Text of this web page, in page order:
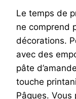
Le temps de
ne comprend
décorations.
avec des
pâte
touche
Pâques.